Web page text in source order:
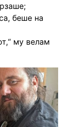
беше на
му велам